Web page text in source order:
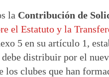
la Contribución de
el Estatuto y la
5 en su artículo 1,
distribuir por el
los clubes que han